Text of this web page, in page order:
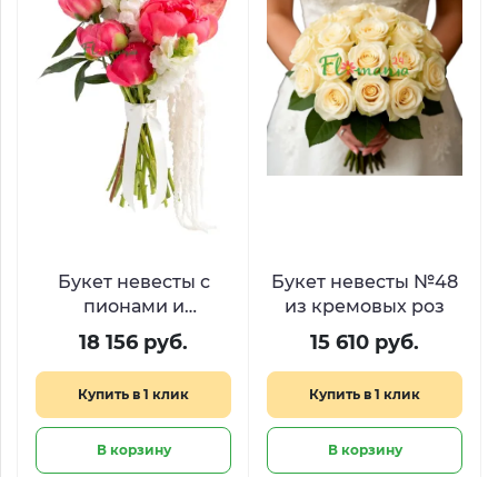
Букет невесты с
пионами и
антуриумом
«Розовый драйв»
18 156 руб.
Купить в 1 клик
В корзину
Букет невесты №48
из кремовых роз
15 610 руб.
Купить в 1 клик
В корзину